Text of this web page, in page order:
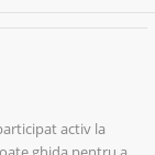
activ la